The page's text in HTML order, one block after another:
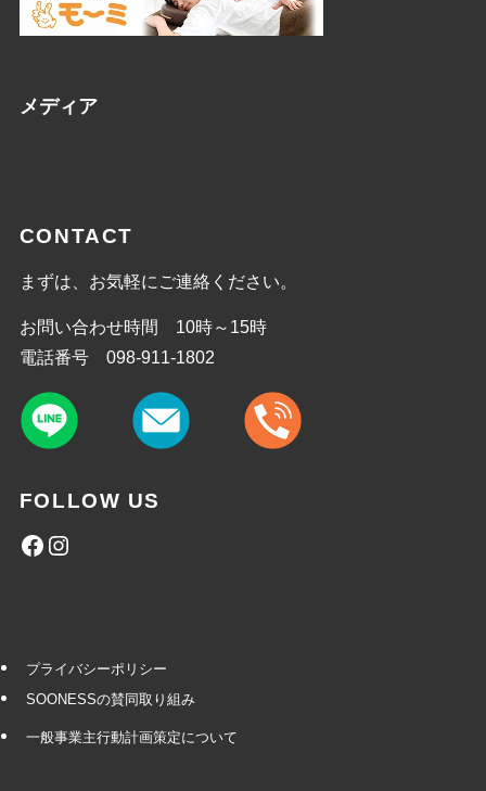
メディア
CONTACT
まずは、お気軽にご連絡ください。
お問い合わせ時間 10時～15時
電話番号 098-911-1802
FOLLOW US
Facebook
Instagram
プライバシーポリシー
SOONESSの賛同取り組み
一般事業主行動計画策定について